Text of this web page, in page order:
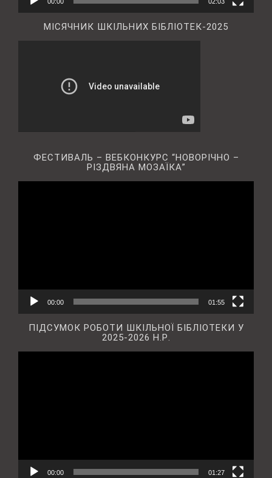
МІСЯЧНИК ШКІЛЬНИХ БІБЛІОТЕК-2025
ФЕСТИВАЛЬ – ВЕБКОНКУРС “НОВОРІЧНО –
РІЗДВЯНА МОЗАЇКА”
00:00 01:55
ПІДСУМОК РОБОТИ ШКІЛЬНОЇ БІБЛІОТЕКИ У
2025-2026 Н.Р.
00:00 01:27